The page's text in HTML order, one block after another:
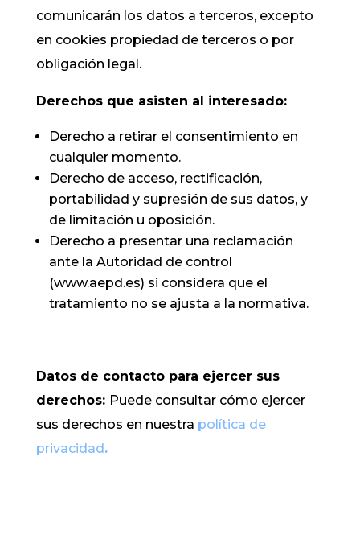
comunicarán los datos a terceros, excepto
en cookies propiedad de terceros o por
obligación legal.
Derechos que asisten al interesado:
Derecho a retirar el consentimiento en
cualquier momento.
Derecho de acceso, rectificación,
portabilidad y supresión de sus datos, y
de limitación u oposición.
Derecho a presentar una reclamación
ante la Autoridad de control
(www.aepd.es) si considera que el
tratamiento no se ajusta a la normativa.
Datos de contacto para ejercer sus
derechos: Puede consultar cómo ejercer
sus derechos en nuestra política de
privacidad.